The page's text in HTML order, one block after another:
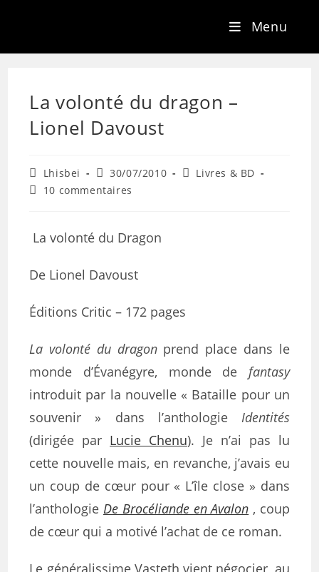
Menu
La volonté du dragon –
Lionel Davoust
Lhisbei 30/07/2010
Livres & BD
10 commentaires
La volonté du Dragon
De Lionel Davoust
Éditions Critic – 172 pages
La volonté du dragonprend place dans le
monde d’Évanégyre, monde de fantasy
introduit par la nouvelle « Bataille pour un
souvenir » dans l’anthologie Identités
(dirigée par Lucie Chenu). Je n’ai pas lu
cette nouvelle mais, en revanche, j’avais eu
un coup de cœur pour « L’île close » dans
l’anthologie De Brocéliande en Avalon , coup
de cœur qui a motivé l’achat de ce roman.
Le généralissime Vasteth vient négocier, au